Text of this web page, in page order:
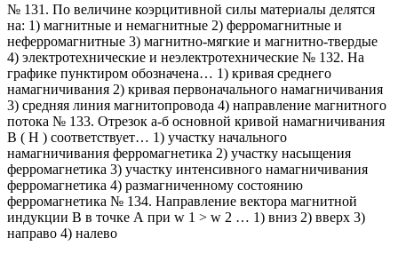
№ 131. По величине коэрцитивной силы материалы делятся
на: 1) магнитные и немагнитные 2) ферромагнитные и
неферромагнитные 3) магнитно-мягкие и магнитно-твердые
4) электротехнические и неэлектротехнические № 132. На
графике пунктиром обозначена… 1) кривая среднего
намагничивания 2) кривая первоначального намагничивания
3) средняя линия магнитопровода 4) направление магнитного
потока № 133. Отрезок а-б основной кривой намагничивания
B ( H ) соответствует… 1) участку начального
намагничивания ферромагнетика 2) участку насыщения
ферромагнетика 3) участку интенсивного намагничивания
ферромагнетика 4) размагниченному состоянию
ферромагнетика № 134. Направление вектора магнитной
индукции В в точке А при w 1 > w 2 … 1) вниз 2) вверх 3)
направо 4) налево